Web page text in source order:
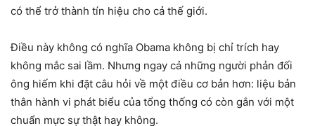
có thể trở thành tín hiệu cho cả thế giới.
Điều này không có nghĩa Obama không bị chỉ trích hay
không mắc sai lầm. Nhưng ngay cả những người phản đối
ông hiếm khi đặt câu hỏi về một điều cơ bản hơn: liệu bản
thân hành vi phát biểu của tổng thống có còn gắn với một
chuẩn mực sự thật hay không.